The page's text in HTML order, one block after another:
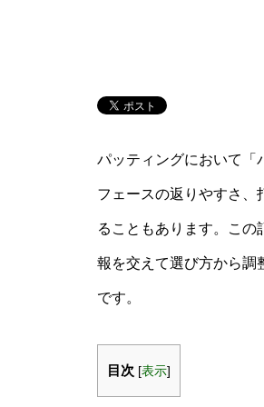
パッティングにおいて「
フェースの返りやすさ、
ることもあります。この
報を交えて選び方から調
です。
目次 [表示]